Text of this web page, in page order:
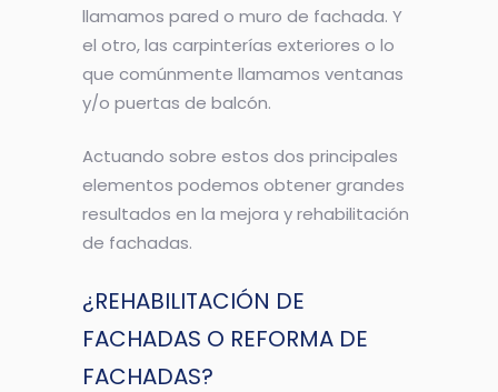
llamamos pared o muro de fachada. Y
el otro, las carpinterías exteriores o lo
que comúnmente llamamos ventanas
y/o puertas de balcón.
Actuando sobre estos dos principales
elementos podemos obtener grandes
resultados en la mejora y rehabilitación
de fachadas.
¿REHABILITACIÓN DE
FACHADAS O REFORMA DE
FACHADAS?